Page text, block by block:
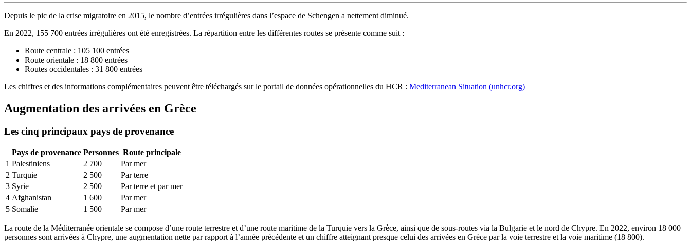
Depuis le pic de la crise migratoire en 2015, le nombre d’entrées irrégulières dans l’espace de Schengen a nettement diminué.
En 2022, 155 700 entrées irrégulières ont été enregistrées. La répartition entre les différentes routes se présente comme suit :
Route centrale : 105 100 entrées
Route orientale : 18 800 entrées
Routes occidentales : 31 800 entrées
Les chiffres et des informations complémentaires peuvent être téléchargés sur le portail de données opérationnelles du HCR : Mediterranean Situation (unhcr.org)
Augmentation des arrivées en Grèce
Les cinq principaux pays de provenance
Pays de provenance Personnes Route principale
1 Palestiniens 2 700
Par mer
2 Turquie 2 500
Par terre
3 Syrie 2 500
Par terre et par mer
4 Afghanistan 1 600
Par mer
5 Somalie 1 500 Par mer
La route de la Méditerranée orientale se compose d’une route terrestre et d’une route maritime de la Turquie vers la Grèce, ainsi que de sous-routes via la Bulgarie et le nord de Chypre. En 2022, environ 18 000
personnes sont arrivées à Chypre, une augmentation nette par rapport à l’année précédente et un chiffre atteignant presque celui des arrivées en Grèce par la voie terrestre et la voie maritime (18 800).